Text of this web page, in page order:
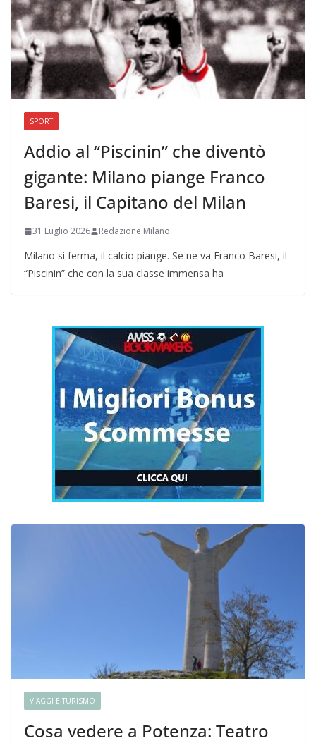
SPORT
Addio al “Piscinin” che diventò
gigante: Milano piange Franco
Baresi, il Capitano del Milan
31 Luglio 2026 Redazione Milano
Milano si ferma, il calcio piange. Se ne va Franco Baresi, il
“Piscinin” che con la sua classe immensa ha
VIAGGI E TURISMO
Cosa vedere a Potenza: Teatro